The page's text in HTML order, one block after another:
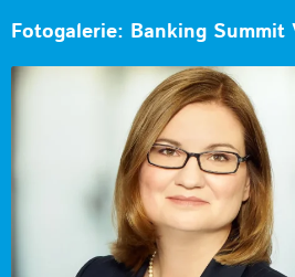
Fotogalerie: Banking Summit